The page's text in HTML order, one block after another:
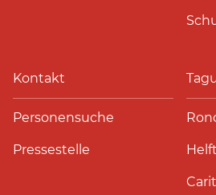
Kontakt
Personensuche
Pressestelle